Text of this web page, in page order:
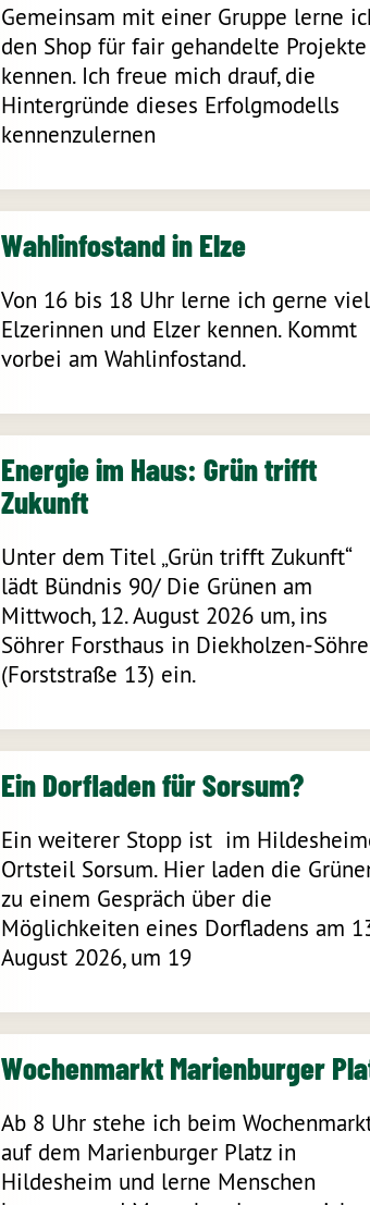
Gemeinsam mit einer Gruppe lerne
den Shop für fair gehandelte Projekte
kennen. Ich freue mich drauf, die
Hintergründe dieses Erfolgmodells
kennenzulernen
Wahlinfostand in Elze
Von 16 bis 18 Uhr lerne ich gerne
Elzerinnen und Elzer kennen. Kommt
vorbei am Wahlinfostand.
Energie im Haus: Grün trifft
Zukunft
Unter dem Titel „Grün trifft Zukunft“
lädt Bündnis 90/ Die Grünen am
Mittwoch, 12. August 2026 um, ins
Söhrer Forsthaus in Diekholzen-Söhre
(Forststraße 13) ein.
Ein Dorfladen für Sorsum?
Ein weiterer Stopp ist im
Ortsteil Sorsum. Hier laden die
zu einem Gespräch über die
Möglichkeiten eines Dorfladens am
August 2026, um 19
Wochenmarkt Marienburger
Ab 8 Uhr stehe ich beim
auf dem Marienburger Platz in
Hildesheim und lerne Menschen